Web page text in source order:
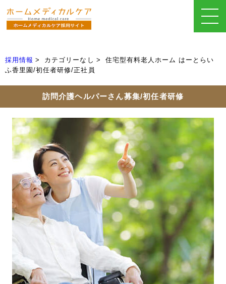
採用情報 カテゴリーなし
住宅型有料老人ホーム はーとらい
ふ香里園/初任者研修/正社員
訪問介護ヘルパーさん募集/初任者研修